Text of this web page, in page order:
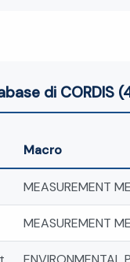
di CORDIS
Macro
MEASUREMENT
MEASUREMENT